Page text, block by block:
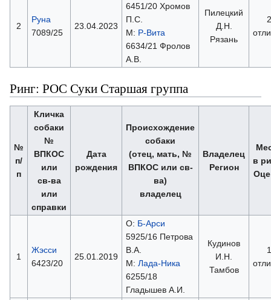
2
Руна
7089/25
23.04.2023
6451/20 Хромов
П.С.
М: Р-Вита
6634/21 Фролов
А.В.
Пилецкий
Д.Н.
Рязань
2
Ринг: РОС Суки Старшая группа
№
п/
п
Кличка
собаки
№
ВПКОС
или
св-ва
или
справки
Дата
рождения
Происхождение
собаки
(отец, мать, №
ВПКОС или св-
ва)
владелец
Владелец
Регион
в
1
Жэсси
6423/20
25.01.2019
О: Б-Арси
5925/16 Петрова
В.А.
М: Лада-Ника
6255/18
Гладышев А.И.
Кудинов
И.Н.
Тамбов
1